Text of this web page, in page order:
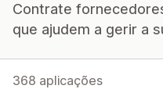
Contrate
que ajudem a gerir a
368 aplicações